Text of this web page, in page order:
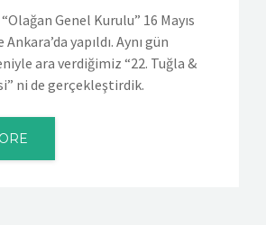
Genel Kurulu” 16 Mayıs
yapıldı. Aynı gün
ara verdiğimiz “22. Tuğla &
ni de gerçekleştirdik.